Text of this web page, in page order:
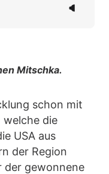
Mitschka.
schon mit
welche die
USA aus
der Region
der gewonnene